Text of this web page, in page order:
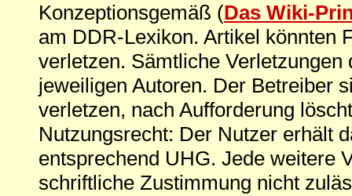
Konzeptionsgemäß (Das Wiki-
am DDR-Lexikon. Artikel könnten
verletzen. Sämtliche
jeweiligen Autoren. Der Betreiber
verletzen, nach Aufforderung
Nutzungsrecht: Der Nutzer erhält
entsprechend UHG. Jede weitere
schriftliche Zustimmung nicht